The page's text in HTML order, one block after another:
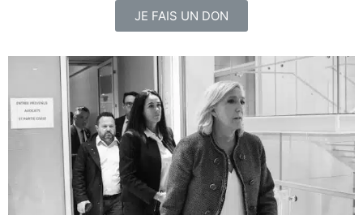
JE FAIS UN DON